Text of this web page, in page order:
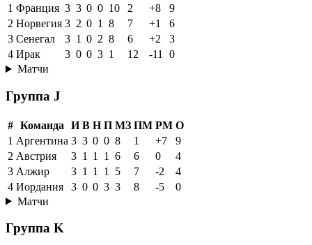
1 Франция 3 3 0 0 10 2 +8
9
2 Норвегия 3 2 0 1 8 7 +1
6
3 Сенегал 3 1 0 2 8 6 +2
3
4 Ирак 3 0 0 3 1 12 -11
0
Матчи
Группа J
# Команда И В Н П МЗ ПМ РМ О
1 Аргентина 3 3 0 0 8 1 +7
9
2 Австрия 3 1 1 1 6 6 0
4
3 Алжир 3 1 1 1 5 7 -2
4
4 Иордания 3 0 0 3 3 8 -5
0
Матчи
Группа K